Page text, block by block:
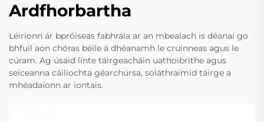
Ardfhorbartha
Léiríonn ár bpróiseas fabhrála ar an mbealach is déanaí go
bhfuil aon chóras béile á dhéanamh le cruinneas agus le
cúram. Ag úsáid línte táirgeacháin uathoibrithe agus
seiceanna cáilíochta géarchúrsa, soláthraímid táirge a
mhéadaíonn ar iontais.